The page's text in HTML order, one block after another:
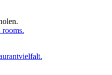
rooms.